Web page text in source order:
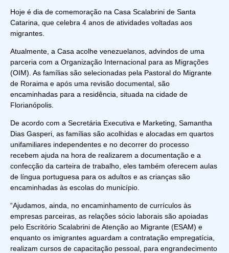
Hoje é dia de comemoração na Casa Scalabrini de Santa
Catarina, que celebra 4 anos de atividades voltadas aos
migrantes.
Atualmente, a Casa acolhe venezuelanos, advindos de uma
parceria com a Organização Internacional para as Migrações
(OIM). As famílias são selecionadas pela Pastoral do Migrante
de Roraima e após uma revisão documental, são
encaminhadas para a residência, situada na cidade de
Florianópolis.
De acordo com a Secretária Executiva e Marketing, Samantha
Dias Gasperi, as famílias são acolhidas e alocadas em quartos
unifamiliares independentes e no decorrer do processo
recebem ajuda na hora de realizarem a documentação e a
confecção da carteira de trabalho, eles também oferecem aulas
de língua portuguesa para os adultos e as crianças são
encaminhadas às escolas do município.
“Ajudamos, ainda, no encaminhamento de currículos às
empresas parceiras, as relações sócio laborais são apoiadas
pelo Escritório Scalabrini de Atenção ao Migrante (ESAM) e
enquanto os imigrantes aguardam a contratação empregatícia,
realizam cursos de capacitação pessoal, para engrandecimento